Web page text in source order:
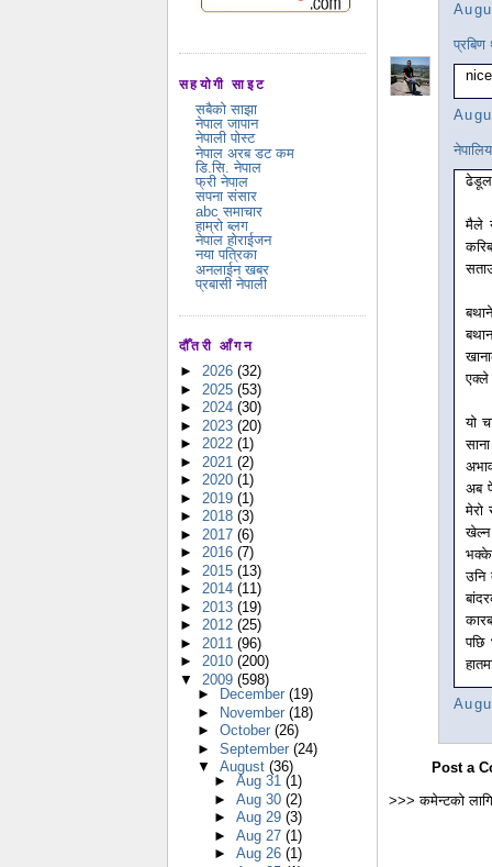
सहयोगी साइट
सबैको साझा
नेपाल जापान
नेपाली पोस्ट
नेपाल अरब डट कम
डि.सि. नेपाल
फ्री नेपाल
सपना संसार
abc समाचार
हाम्रो ब्लग
नेपाल होराईजन
नया पत्रिका
अनलाईन खबर
प्रबासी नेपाली
दौँतरी आँगन
► 2026 (32)
► 2025 (53)
► 2024 (30)
► 2023 (20)
► 2022 (1)
► 2021 (2)
► 2020 (1)
► 2019 (1)
► 2018 (3)
► 2017 (6)
► 2016 (7)
► 2015 (13)
► 2014 (11)
► 2013 (19)
► 2012 (25)
► 2011 (96)
► 2010 (200)
▼ 2009 (598)
►
December (19)
► November (18)
► October (26)
► September (24)
▼ August (36)
►Aug 31(1)
►Aug 30(2)
►Aug 29(3)
►Aug 27(1)
►Aug 26(1)
प्रबिण
मैले
एक्ले
यो
अब
मेरो
खेल्न
भक्के
उनि
पछि
Post a
>>> कमेन्टको